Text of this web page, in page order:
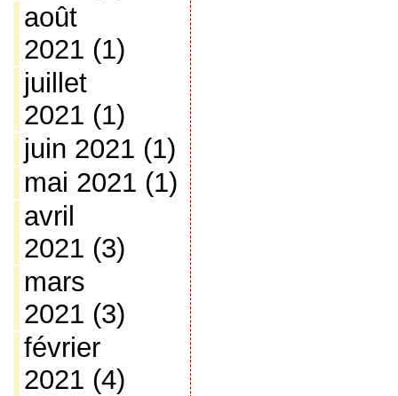
août
2021 (1)
juillet
2021 (1)
juin 2021 (1)
mai 2021 (1)
avril
2021 (3)
mars
2021 (3)
février
2021 (4)